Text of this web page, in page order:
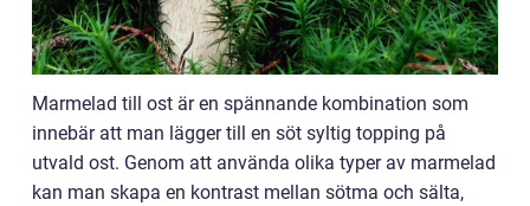
Marmelad till ost är en spännande kombination som
innebär att man lägger till en söt syltig topping på
utvald ost. Genom att använda olika typer av marmelad
kan man skapa en kontrast mellan sötma och sälta,